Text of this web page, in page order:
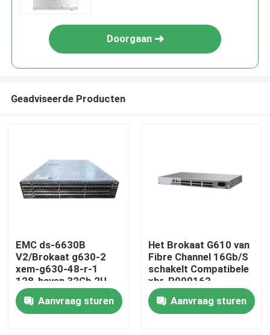
Huis
Producten
Doorgaan
Geadviseerde Producten
EMC ds-6630B
V2/Brokaat g630-2
xem-g630-48-r-1
128-haven 32Gb 2U
Fibre Channel San
Schakelaar
Aanvraag sturen
Het Brokaat G610 van
Fibre Channel 16Gb/S
schakelt Compatibele
xbr-R000162
Aanvraag sturen